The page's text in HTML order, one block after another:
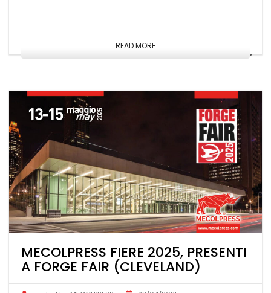
READ MORE
MECOLPRESS FIERE 2025, PRESENTI
A FORGE FAIR (CLEVELAND)